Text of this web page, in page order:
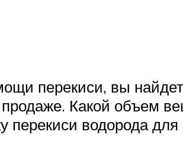
перекиси, вы
Какой объем
перекиси водорода